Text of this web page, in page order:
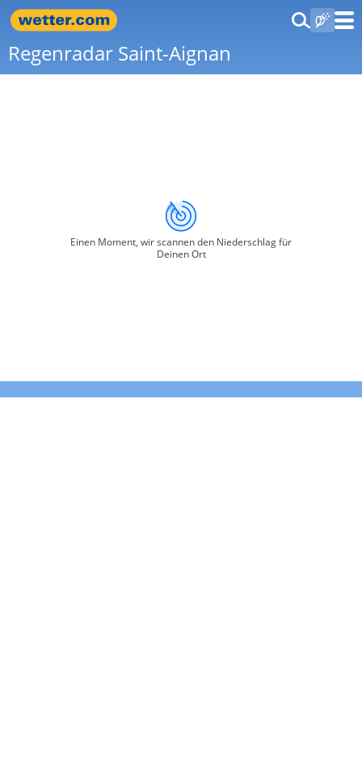
Regenradar Saint-Aignan
Einen Moment, wir scannen den Niederschlag für
Deinen Ort